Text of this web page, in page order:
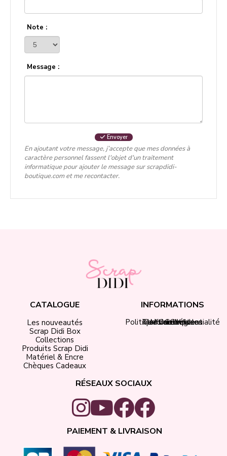
Note :
Message :
Envoyer
En ajoutant votre message, j’accepte que mes données à
caractère personnel fassent l'objet d'un traitement
informatique pour ajouter le message sur scrapdidi-
boutique.com et me recontacter.
CATALOGUE
Les nouveautés
Scrap Didi Box
Collections
Produits Scrap Didi
Matériel & Encre
Chèques Cadeaux
INFORMATIONS
Contact
Mon compte
CGV
Politique de confidentialité
Mentions légales
Tarifs de livraison
RÉSEAUX SOCIAUX
PAIEMENT & LIVRAISON